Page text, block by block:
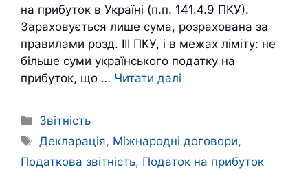
на прибуток в Україні (п.п. 141.4.9 ПКУ).
Зараховується лише сума, розрахована за
правилами розд. ІІІ ПКУ, і в межах ліміту: не
більше суми українського податку на
прибуток, що … Читати далі
Категорії
Звітність
Позначки
Декларація, Міжнародні договори,
Податкова звітність, Податок на прибуток